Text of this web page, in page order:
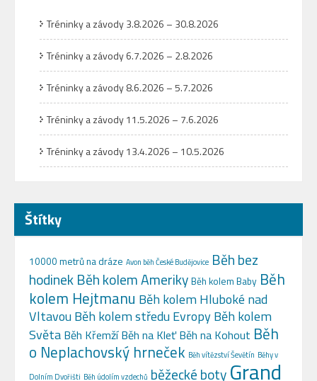
Tréninky a závody 3.8.2026 – 30.8.2026
Tréninky a závody 6.7.2026 – 2.8.2026
Tréninky a závody 8.6.2026 – 5.7.2026
Tréninky a závody 11.5.2026 – 7.6.2026
Tréninky a závody 13.4.2026 – 10.5.2026
Štítky
10000 metrů na dráze Avon běh České Budějovice Běh bez
hodinek Běh kolem Ameriky Běh kolem Baby Běh
kolem Hejtmanu Běh kolem Hluboké nad
VltavouBěh kolem středu EvropyBěh kolem
Světa Běh Křemží Běh na Kleť Běh na Kohout Běh
o Neplachovský hrneček Běh vítězství Ševětín Běhy v
Dolním Dvořišti Běh údolím vzdechů běžecké boty Grand